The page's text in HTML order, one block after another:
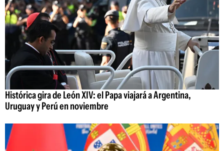
Histórica gira de León XIV: el Papa viajará a Argentina,
Uruguay y Perú en noviembre